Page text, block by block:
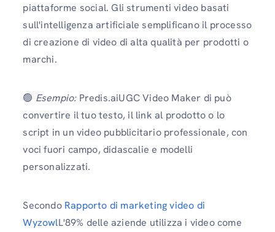
piattaforme social. Gli strumenti video basati
sull'intelligenza artificiale semplificano il processo
di creazione di video di alta qualità per prodotti o
marchi.
🟢 Esempio:Predis.aiUGC Video Maker di può
convertire il tuo testo, il link al prodotto o lo
script in un video pubblicitario professionale, con
voci fuori campo, didascalie e modelli
personalizzati.
Secondo Rapporto di marketing video di
WyzowlL'89% delle aziende utilizza i video come